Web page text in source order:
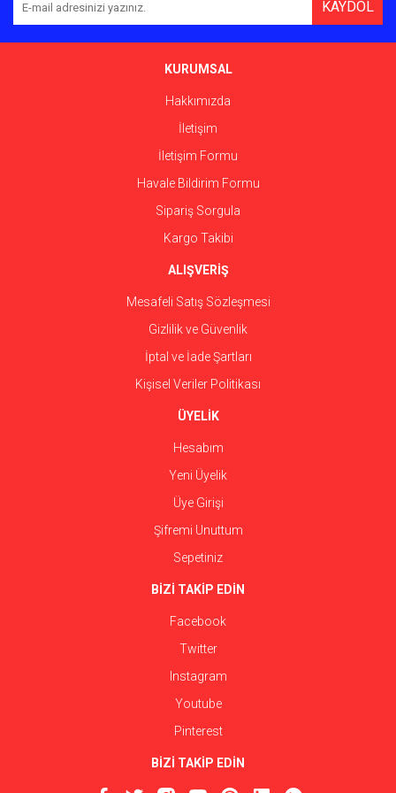
Ürün açıklamasında eksik bilgiler bulunuyor.
Ürün fiyatı diğer sitelerden daha pahalı.
Gönder
KAYDOL
KURUMSAL
Hakkımızda
İletişim
İletişim Formu
Havale Bildirim Formu
Sipariş Sorgula
Kargo Takibi
ALIŞVERİŞ
Mesafeli Satış Sözleşmesi
Gizlilik ve Güvenlik
İptal ve İade Şartları
Kişisel Veriler Politikası
ÜYELİK
Hesabım
Yeni Üyelik
Üye Girişi
Şifremi Unuttum
Sepetiniz
BİZİ TAKİP EDİN
Facebook
Twitter
Instagram
Youtube
Pinterest
BİZİ TAKİP EDİN